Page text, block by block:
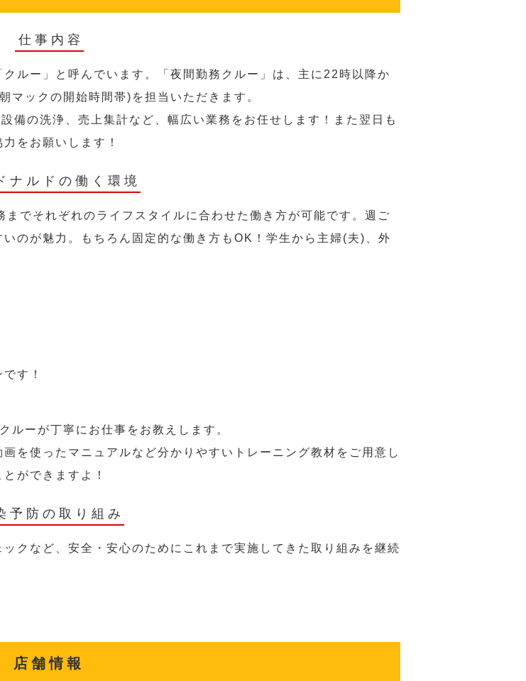
仕事内容
ルー」と呼んでいます。「夜間勤務クルー」は、主に22時以降か
マックの開始時間帯)を担当いただきます。
備の洗浄、売上集計など、幅広い業務をお任せします！また翌日も
をお願いします！
ナルドの働く環境
でそれぞれのライフスタイルに合わせた働き方が可能です。週ご
のが魅力。もちろん固定的な働き方もOK！学生から主婦(夫)、外
す！
ルーが丁寧にお仕事をお教えします。
を使ったマニュアルなど分かりやすいトレーニング教材をご用意し
ができますよ！
予防の取り組み
クなど、安全・安心のためにこれまで実施してきた取り組みを継続
店舗情報